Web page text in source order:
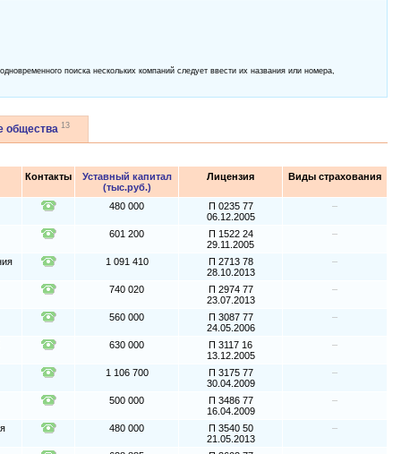
поиска нескольких компаний следует ввести их названия или номера,
общества 13
Контакты
Уставный капитал
(тыс.руб.)
Лицензия Виды страхования
480 000
П 0235 77
06.12.2005
–
601 200
П 1522 24
29.11.2005
–
1 091 410
П 2713 78
28.10.2013
–
740 020
П 2974 77
23.07.2013
–
560 000
П 3087 77
24.05.2006
–
630 000
П 3117 16
13.12.2005
–
1 106 700
П 3175 77
30.04.2009
–
500 000
П 3486 77
16.04.2009
–
480 000
П 3540 50
21.05.2013
–